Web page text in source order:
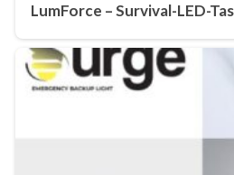
LumForce – Survival-LED-